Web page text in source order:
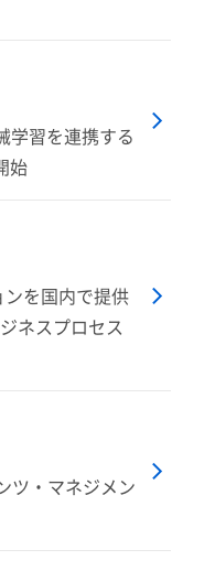
学習を連携する
始
を国内で提供
ネスプロセス
ツ・マネジメン